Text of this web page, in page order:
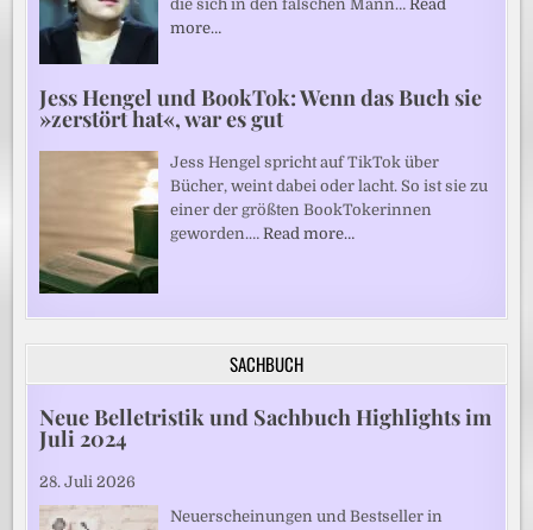
die sich in den falschen Mann…Read
more…
Jess Hengel und BookTok: Wenn das Buch sie
»zerstört hat«, war es gut
Jess Hengel spricht auf TikTok über
Bücher, weint dabei oder lacht. So ist sie zu
einer der größten BookTokerinnen
geworden.…Read more…
SACHBUCH
Neue Belletristik und Sachbuch Highlights im
Juli 2024
28. Juli 2026
Neuerscheinungen und Bestseller in